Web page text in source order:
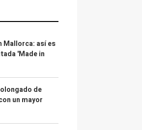
Mallorca: así es
'Made in
de
un mayor